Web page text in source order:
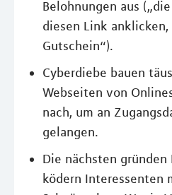
Belohnungen aus
diesen Link
Gutschein“).
Cyberdiebe bauen
Webseiten von
nach, um an
gelangen.
Die nächsten gründen
ködern Interessenten